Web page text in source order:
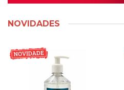
NOVIDADES